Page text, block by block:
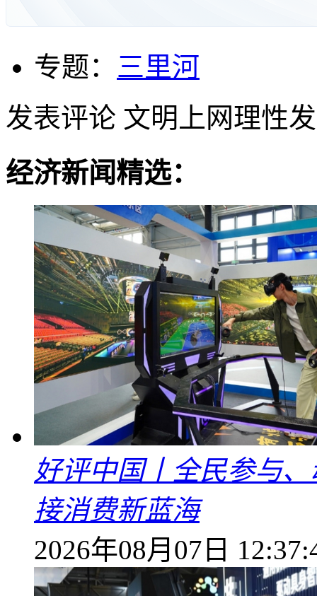
专题： 三里河
发表评论 文明上网理性
经济新闻精选：
好评中国丨全民参与
接消费新蓝海
2026年08月07日